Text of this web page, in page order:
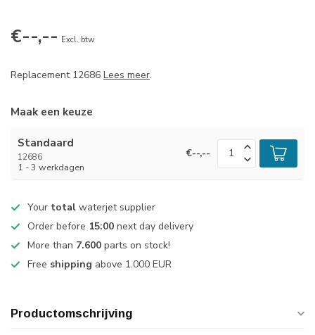
€--,-- Excl. btw
Replacement 12686 Lees meer.
Maak een keuze
Standaard
12686
1 - 3 werkdagen
€--,--
Your total waterjet supplier
Order before 15:00 next day delivery
More than 7.600 parts on stock!
Free shipping above 1.000 EUR
Productomschrijving